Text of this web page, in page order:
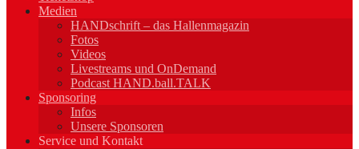
Medien
HANDschrift – das Hallenmagazin
Fotos
Videos
Livestreams und OnDemand
Podcast HAND.ball.TALK
Sponsoring
Infos
Unsere Sponsoren
Service und Kontakt